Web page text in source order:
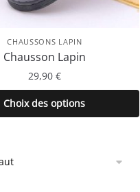
CHAUSSONS LAPIN
Chausson Lapin
29,90 €
Choix des options
Ce
produit